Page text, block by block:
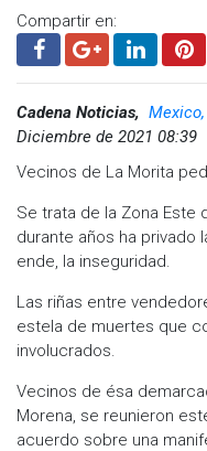
Compartir en:
Cadena Noticias,
Diciembre de 2021 08:39
Vecinos de La Morita
Se trata de la Zona Este
durante años ha privado
ende, la inseguridad.
Las riñas entre
estela de muertes que
involucrados.
Vecinos de ésa
Morena, se reunieron
acuerdo sobre una